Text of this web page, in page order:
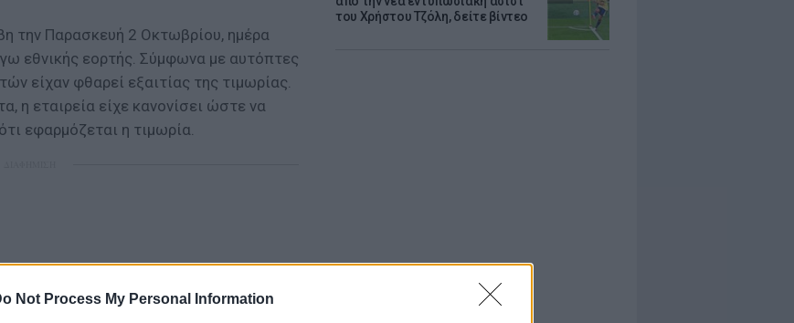
Not Process My Personal Information
του Χρήστου Τζόλη, δείτε βίντεο
την Παρασκευή 2 Οκτωβρίου, ημέρα
εθνικής εορτής. Σύμφωνα με αυτόπτες
είχαν φθαρεί εξαιτίας της τιμωρίας.
η εταιρεία είχε κανονίσει ώστε να
εφαρμόζεται η τιμωρία.